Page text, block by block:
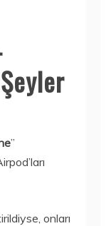
”
onları